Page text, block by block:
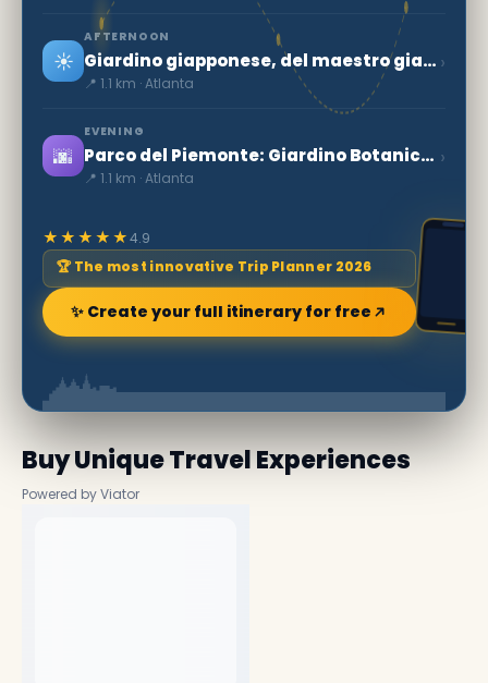
☀️
AFTERNOON
Giardino giapponese, del maestro giardiniere Kinsaku Nakane
📍 1.1 km · Atlanta
›
🌆
EVENING
Parco del Piemonte: Giardino Botanico di Atlanta
📍 1.1 km · Atlanta
›
★★★★★4.9
🏆 The most innovative Trip Planner 2026
✨ Create your full itinerary for free
Buy Unique Travel Experiences
Powered by Viator